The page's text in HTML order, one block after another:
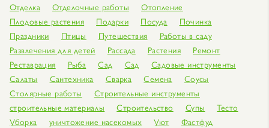
Отделка
Отделочные работы
Отопление
Плодовые растения
Подарки Посуда
Починка
Праздники
Птицы Путешествия
Работы в саду
Развлечения для детей
Рассада Растения
Ремонт
Реставрация
Рыба Сад Сад
Садовые инструменты
Салаты
Сантехника Сварка Семена
Соусы
Столярные работы
Строительные инструменты
строительные материалы
Строительство Супы
Тесто
Уборка
уничтожение насекомых Уют
Фастфуд